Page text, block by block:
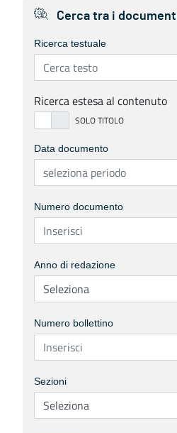
Cerca tra i
Ricerca testuale
Ricerca estesa al contenuto
Data documento
Numero documento
Anno di redazione
Numero bollettino
Sezioni